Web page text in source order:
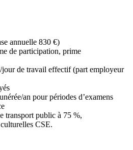
annuelle 830 €)
de participation, prime
jour de travail effectif (part employeur
an pour périodes d’examens
transport public à 75 %,
CSE.